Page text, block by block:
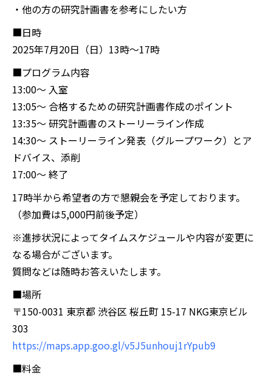
・他の方の研究計画書を参考にしたい方
■日時
2025年7月20日（日）13時〜17時
■プログラム内容
13:00〜 入室
13:05〜 合格するための研究計画書作成のポイント
13:35〜 研究計画書のストーリーライン作成
14:30〜 ストーリーライン発表（グループワーク）とア
ドバイス、添削
17:00〜 終了
17時半から希望者の方で懇親会を予定しております。
（参加費は5,000円前後予定）
※進捗状況によってタイムスケジュールや内容が変更に
なる場合がございます。
質問などは随時お答えいたします。
■場所
〒150-0031 東京都 渋谷区 桜丘町 15-17 NKG東京ビル
303
https://maps.app.goo.gl/v5J5unhouj1rYpub9
■料金